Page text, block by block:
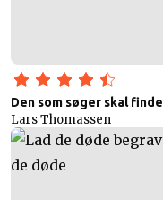
Den som søger skal finde
Lars Thomassen